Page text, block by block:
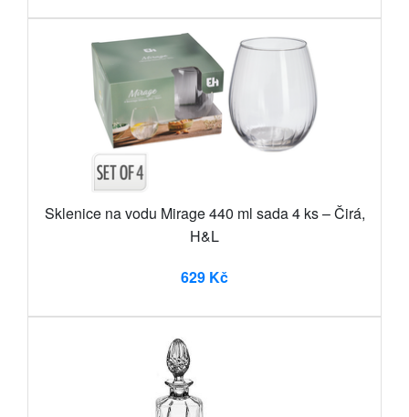
Sklenice na vodu Mirage 440 ml sada 4 ks – Čirá,
H&L
629 Kč